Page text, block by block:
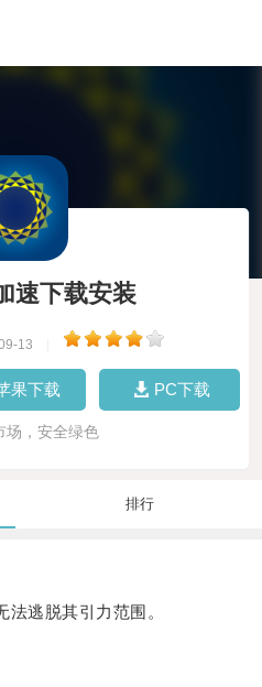
速下载安装
13
果下载 PC下载
场，安全绿色
排行
逃脱其引力范围。